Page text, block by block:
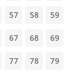
57 58 59
67 68 69
77 78 79